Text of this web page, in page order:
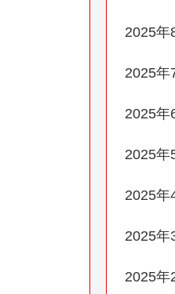
2025年
2025年
2025年
2025年
2025年
2025年
2025年